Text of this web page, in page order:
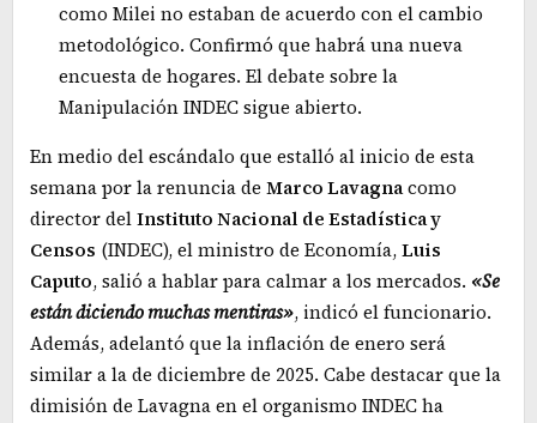
como Milei no estaban de acuerdo con el cambio
metodológico. Confirmó que habrá una nueva
encuesta de hogares. El debate sobre la
Manipulación INDEC sigue abierto.
En medio del escándalo que estalló al inicio de esta
semana por la renuncia de Marco Lavagnacomo
director delInstituto Nacional de Estadística y
Censos (INDEC), el ministro de Economía,Luis
Caputo, salió a hablar para calmar a los mercados. «Se
están diciendo muchas mentiras», indicó el funcionario.
Además, adelantó que la inflación de enero será
similar a la de diciembre de 2025. Cabe destacar que la
dimisión de Lavagna en el organismo INDEC ha